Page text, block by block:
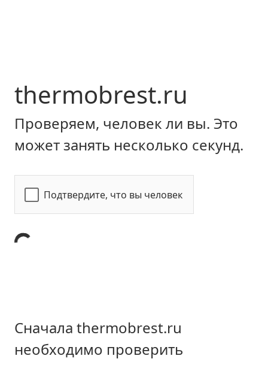
thermobrest.ru
Проверяем, человек ли вы. Это
может занять несколько секунд.
Подтвердите, что вы человек
Сначала thermobrest.ru
необходимо проверить